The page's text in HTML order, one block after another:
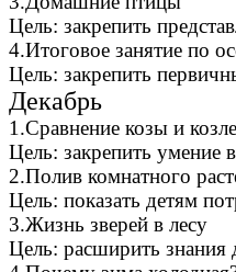
Цель: закрепить
4.Итоговое занятие по
Цель: закрепить
Декабрь
1.Сравнение козы и
Цель: закрепить умение
2.Полив комнатного
Цель: показать детям
3.Жизнь зверей в лесу
Цель: расширить знания